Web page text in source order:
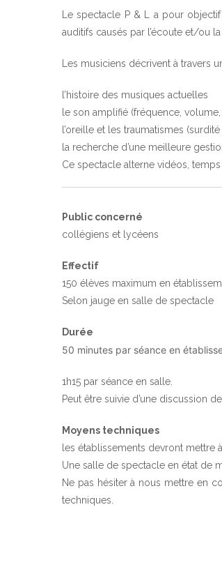
Le spectacle P & L a pour
auditifs causés par l’écoute et/ou
Les musiciens décrivent à travers
l’histoire des musiques actuelles
le son amplifié (fréquence,
l’oreille et les traumatismes
la recherche d’une meilleure
Ce spectacle alterne vidéos,
Public concerné
collégiens et lycéens
Effectif
150 élèves maximum en
Selon jauge en salle de spectacle
Durée
50 minutes par séance en
1h15 par séance en salle.
Peut être suivie d’une discussion
Moyens techniques
les établissements devront mettre
Une salle de spectacle en état de
Ne pas hésiter à nous mettre en
techniques.